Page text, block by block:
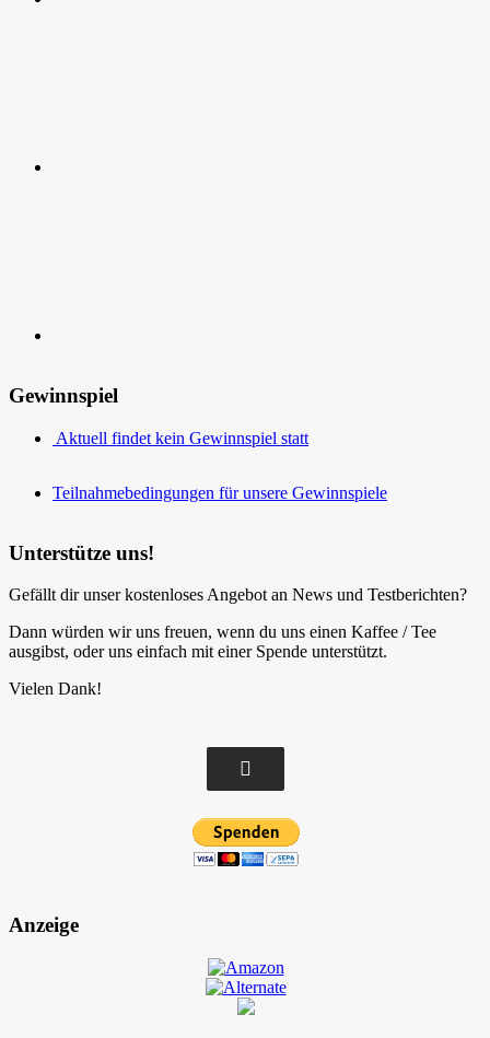
Gewinnspiel
Aktuell findet kein Gewinnspiel statt
Teilnahmebedingungen für unsere Gewinnspiele
Unterstütze uns!
Gefällt dir unser kostenloses Angebot an News und Testberichten?
Dann würden wir uns freuen, wenn du uns einen Kaffee / Tee
ausgibst, oder uns einfach mit einer Spende unterstützt.
Vielen Dank!
Anzeige